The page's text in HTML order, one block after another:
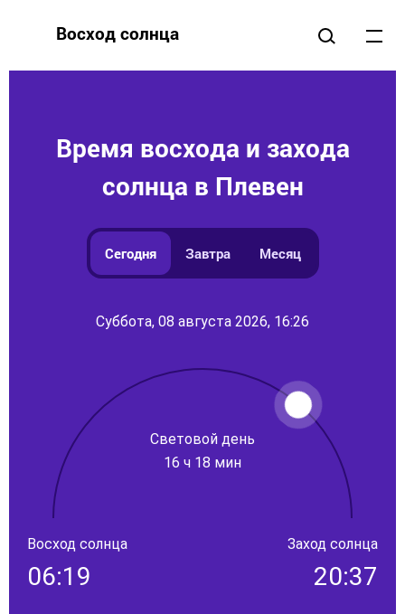
Восход солнца
Время восхода и захода
солнца в Плевен
Сегодня Завтра Месяц
Суббота, 08 августа 2026, 16:26
Световой день
16 ч 18 мин
Восход солнца
06:19
Заход солнца
20:37